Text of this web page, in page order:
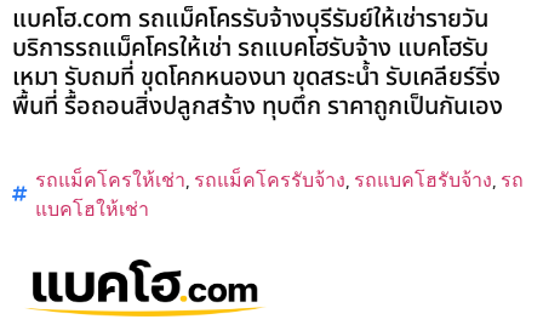
แบคโฮ.com รถแม็คโครรับจ้างบุรีรัมย์ให้เช่ารายวัน
บริการรถแม็คโครให้เช่า รถแบคโฮรับจ้าง แบคโฮรับ
เหมา รับถมที่ ขุดโคกหนองนา ขุดสระน้ำ รับเคลียร์ริ่ง
พื้นที่ รื้อถอนสิ่งปลูกสร้าง ทุบตึก ราคาถูกเป็นกันเอง
รถแม็คโครให้เช่า, รถแม็คโครรับจ้าง, รถแบคโฮรับจ้าง, รถ
แบคโฮให้เช่า